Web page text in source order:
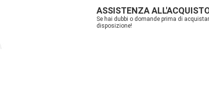
ASSISTENZA
Se hai dubbi o domande prima di
disposizione!